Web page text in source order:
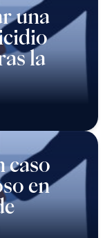
una
la
caso
en